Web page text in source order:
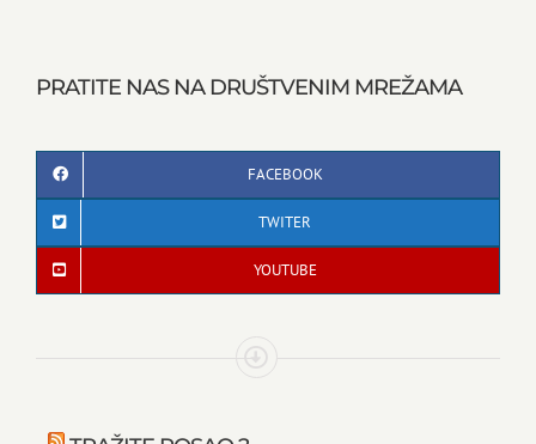
PRATITE NAS NA DRUŠTVENIM MREŽAMA
FACEBOOK
TWITER
YOUTUBE